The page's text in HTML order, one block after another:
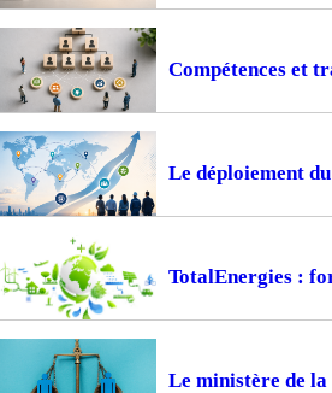
Compétences et
Le déploiement
TotalEnergies :
Le ministère de